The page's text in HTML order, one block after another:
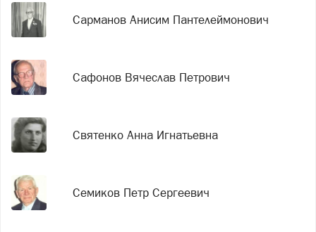
Сарманов Анисим Пантелеймонович
Сафонов Вячеслав Петрович
Святенко Анна Игнатьевна
Семиков Петр Сергеевич